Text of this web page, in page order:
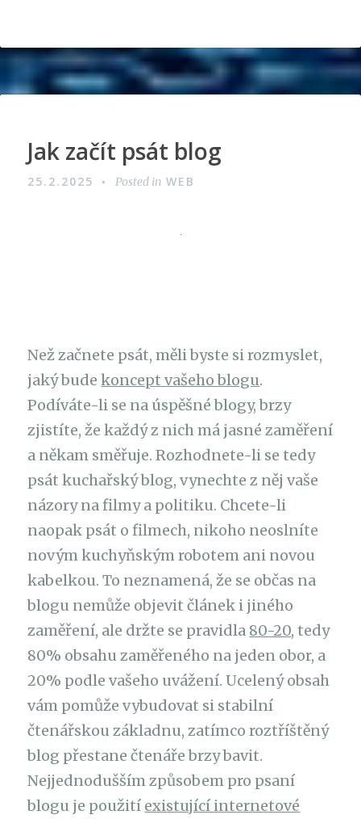
Jak začít psát blog
25.2.2025 Posted in WEB
Než začnete psát, měli byste si rozmyslet,
jaký budekoncept vašeho blogu.
Podíváte-li se na úspěšné blogy, brzy
zjistíte, že každý z nich má jasné zaměření
a někam směřuje. Rozhodnete-li se tedy
psát kuchařský blog, vynechte z něj vaše
názory na filmy a politiku. Chcete-li
naopak psát o filmech, nikoho neoslníte
novým kuchyňským robotem ani novou
kabelkou. To neznamená, že se občas na
blogu nemůže objevit článek i jiného
zaměření, ale držte se pravidla 80-20, tedy
80% obsahu zaměřeného na jeden obor, a
20% podle vašeho uvážení. Ucelený obsah
vám pomůže vybudovat si stabilní
čtenářskou základnu, zatímco roztříštěný
blog přestane čtenáře brzy bavit.
Nejjednodušším způsobem pro psaní
blogu je použití existující internetové